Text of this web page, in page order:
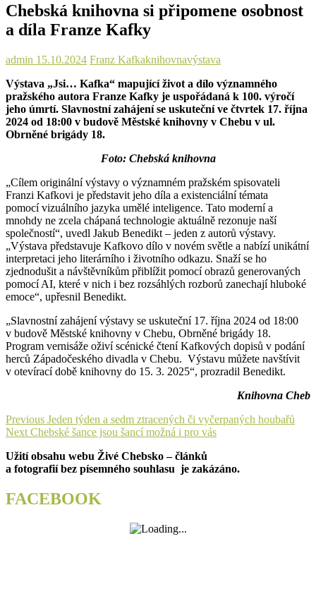
Chebská knihovna si připomene osobnost
a díla Franze Kafky
admin 15.10.2024 Franz Kafkaknihovnavýstava
Výstava „Jsi… Kafka“ mapující život a dílo významného
pražského autora Franze Kafky je uspořádaná k 100. výročí
jeho úmrtí. Slavnostní zahájení se uskuteční ve čtvrtek 17. října
2024 od 18:00 v budově Městské knihovny v Chebu v ul.
Obrněné brigády 18.
Foto: Chebská knihovna
„Cílem originální výstavy o významném pražském spisovateli
Franzi Kafkovi je představit jeho díla a existenciální témata
pomocí vizuálního jazyka umělé inteligence. Tato moderní a
mnohdy ne zcela chápaná technologie aktuálně rezonuje naší
společností“, uvedl Jakub Benedikt – jeden z autorů výstavy.
„Výstava představuje Kafkovo dílo v novém světle a nabízí unikátní
interpretaci jeho literárního i životního odkazu. Snaží se ho
zjednodušit a návštěvníkům přiblížit pomocí obrazů generovaných
pomocí AI, které v nich i bez rozsáhlých rozborů zanechají hluboké
emoce“, upřesnil Benedikt.
„Slavnostní zahájení výstavy se uskuteční 17. října 2024 od 18:00
v budově Městské knihovny v Chebu, Obrněné brigády 18.
Program vernisáže oživí scénické čtení Kafkových dopisů v podání
herců Západočeského divadla v Chebu. Výstavu můžete navštívit
v otevírací době knihovny do 15. 3. 2025“, prozradil Benedikt.
Knihovna Cheb
Navigace
pro
příspěvek
Previous Previous
post:
Jeden týden a sedm ztracených či vyčerpaných houbařů
Next Next
Chebské šance jsou šancí možná i pro vás
Užití obsahu webu Živé Chebsko – článků
a fotografií bez písemného souhlasu je zakázáno.
FACEBOOK